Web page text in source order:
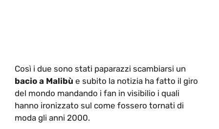
Così i due sono stati paparazzi scambiarsi un
bacio a Malibù e subito la notizia ha fatto il giro
del mondo mandando i fan in visibilio i quali
hanno ironizzato sul come fossero tornati di
moda gli anni 2000.